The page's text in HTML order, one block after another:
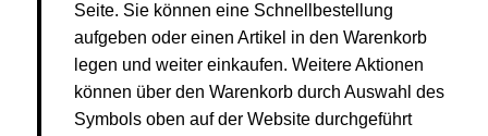
Seite. Sie können eine Schnellbestellung
aufgeben oder einen Artikel in den Warenkorb
legen und weiter einkaufen. Weitere Aktionen
können über den Warenkorb durch Auswahl des
Symbols oben auf der Website durchgeführt